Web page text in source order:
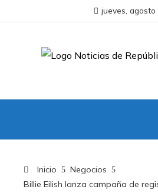
jueves, agosto
Inicio
Negocios
Billie Eilish lanza campaña de